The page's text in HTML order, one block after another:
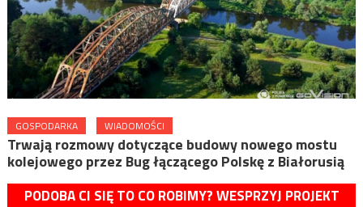
GOSPODARKA WIADOMOŚCI
Trwają rozmowy dotyczące budowy nowego mostu
kolejowego przez Bug łączącego Polskę z Białorusią
PODOBA CI SIĘ TO CO ROBIMY? WESPRZYJ PROJEKT